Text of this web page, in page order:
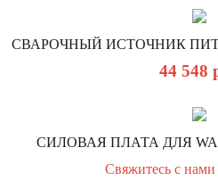
СВАРОЧНЫЙ ИСТОЧНИК
44 548
СИЛОВАЯ ПЛАТА ДЛЯ
Свяжитесь с